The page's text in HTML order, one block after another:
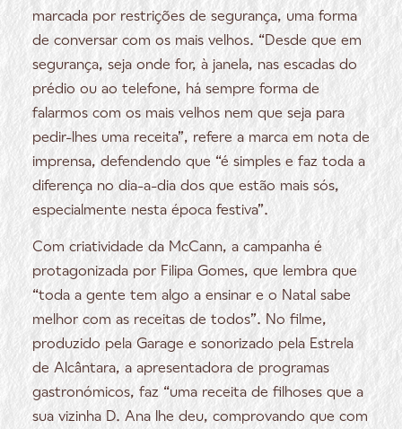
marcada por restrições de segurança, uma forma
de conversar com os mais velhos. “Desde que em
segurança, seja onde for, à janela, nas escadas do
prédio ou ao telefone, há sempre forma de
falarmos com os mais velhos nem que seja para
pedir-lhes uma receita”, refere a marca em nota de
imprensa, defendendo que “é simples e faz toda a
diferença no dia-a-dia dos que estão mais sós,
especialmente nesta época festiva”.
Com criatividade da McCann, a campanha é
protagonizada por Filipa Gomes, que lembra que
“toda a gente tem algo a ensinar e o Natal sabe
melhor com as receitas de todos”. No filme,
produzido pela Garage e sonorizado pela Estrela
de Alcântara, a apresentadora de programas
gastronómicos, faz “uma receita de filhoses que a
sua vizinha D. Ana lhe deu, comprovando que com